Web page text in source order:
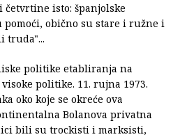
četvrtine isto: španjolske
pomoći, obično su stare i ružne i
truda"...
politike etabliranja na
politike. 11. rujna 1973.
oko koje se okreće ova
Bolanova privatna
bili su trockisti i marksisti,